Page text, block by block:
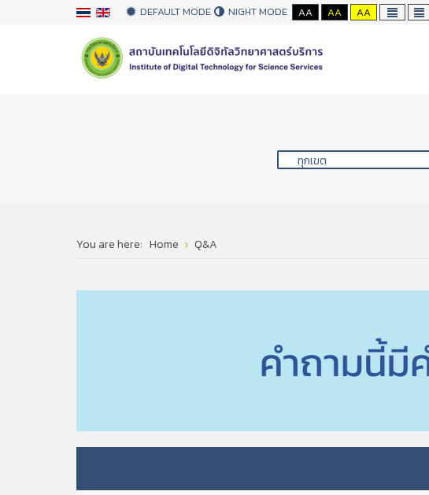
DEFAULT MODE NIGHT MODE AA AA AA
You are here: Home Q&A